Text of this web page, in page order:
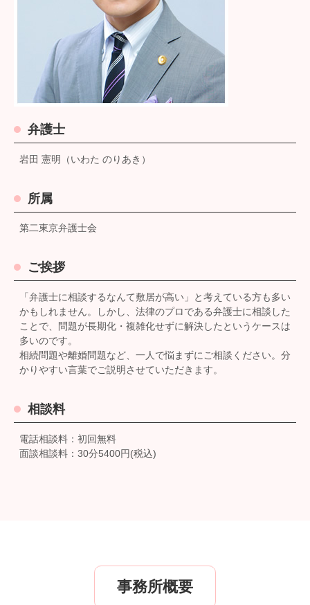
弁護士
岩田 憲明（いわた のりあき）
所属
第二東京弁護士会
ご挨拶
「弁護士に相談するなんて敷居が高い」と考えている方も多い
かもしれません。しかし、法律のプロである弁護士に相談した
ことで、問題が長期化・複雑化せずに解決したというケースは
多いのです。
相続問題や離婚問題など、一人で悩まずにご相談ください。分
かりやすい言葉でご説明させていただきます。
相談料
電話相談料：初回無料
面談相談料：30分5400円(税込)
事務所概要